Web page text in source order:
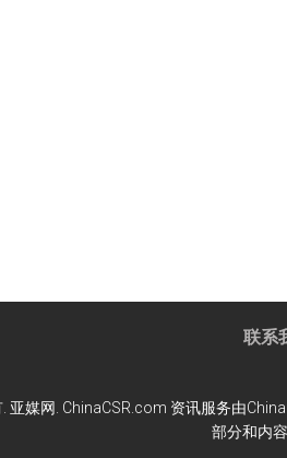
联系
媒网. ChinaCSR.com 资讯服务由
部分和内